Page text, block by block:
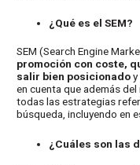
¿Qué es el SEM?
SEM (Search Engine
promoción con coste,
salir bien posicionadoy
en cuenta que además
todas las estrategias
búsqueda, incluyendo en
¿Cuáles son las